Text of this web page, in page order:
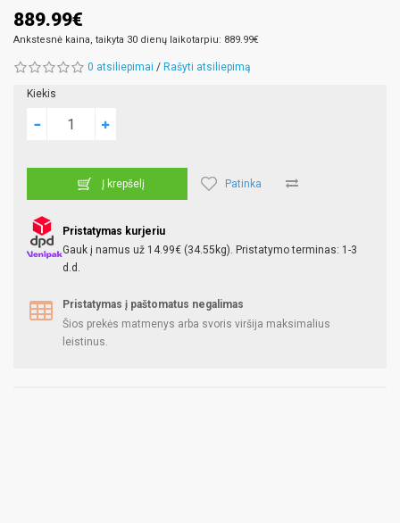
889.99€
Ankstesnė kaina, taikyta 30 dienų laikotarpiu: 889.99€
0 atsiliepimai / Rašyti atsiliepimą
Kiekis
Į krepšelį Patinka
Pristatymas kurjeriu
Gauk į namus už 14.99€ (34.55kg). Pristatymo terminas: 1-3
d.d.
Pristatymas į paštomatus negalimas
Šios prekės matmenys arba svoris viršija maksimalius
leistinus.